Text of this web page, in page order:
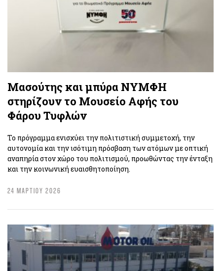
Μασούτης και μπύρα ΝΥΜΦΗ
στηρίζουν το Μουσείο Αφής του
Φάρου Τυφλών
Το πρόγραμμα ενισχύει την πολιτιστική συμμετοχή, την
αυτονομία και την ισότιμη πρόσβαση των ατόμων με οπτική
αναπηρία στον χώρο του πολιτισμού, προωθώντας την ένταξη
και την κοινωνική ευαισθητοποίηση.
24 ΜΑΡΤΙΟΥ 2026